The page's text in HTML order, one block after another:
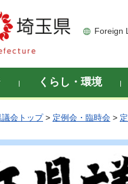
Foreign
くらし・環境
会トップ> 定例会・臨時会 >